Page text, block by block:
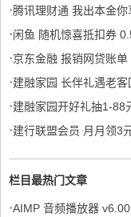
·腾讯理财通 我出本金
·闲鱼 随机惊喜抵扣券
·京东金融 报销网贷账
·建融家园 长伴礼遇老
·建融家园开好礼抽1-88
·建行联盟会员 月月领3
栏目最热门文章
·AIMP 音频播放器